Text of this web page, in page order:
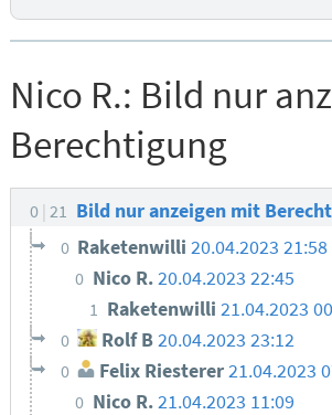
Nico R.: Bild nur
Berechtigung
0 21 Bild nur anzeigen mit
0 Raketenwilli20.04.2023 21:58
0 Nico R.20.04.2023 22:45
1 Raketenwilli 21.04.2023
0 Rolf B20.04.2023 23:12
0 Felix Riesterer21.04.2023
0 Nico R.21.04.2023 11:09